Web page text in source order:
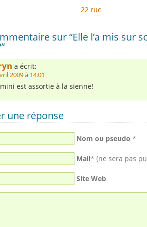
22 rue
sur “Elle l’a mis sur
a écrit:
2009 à 14:01
est assortie à la sienne!
une réponse
Nom ou pseudo *
Mail* (ne sera pas
Site Web